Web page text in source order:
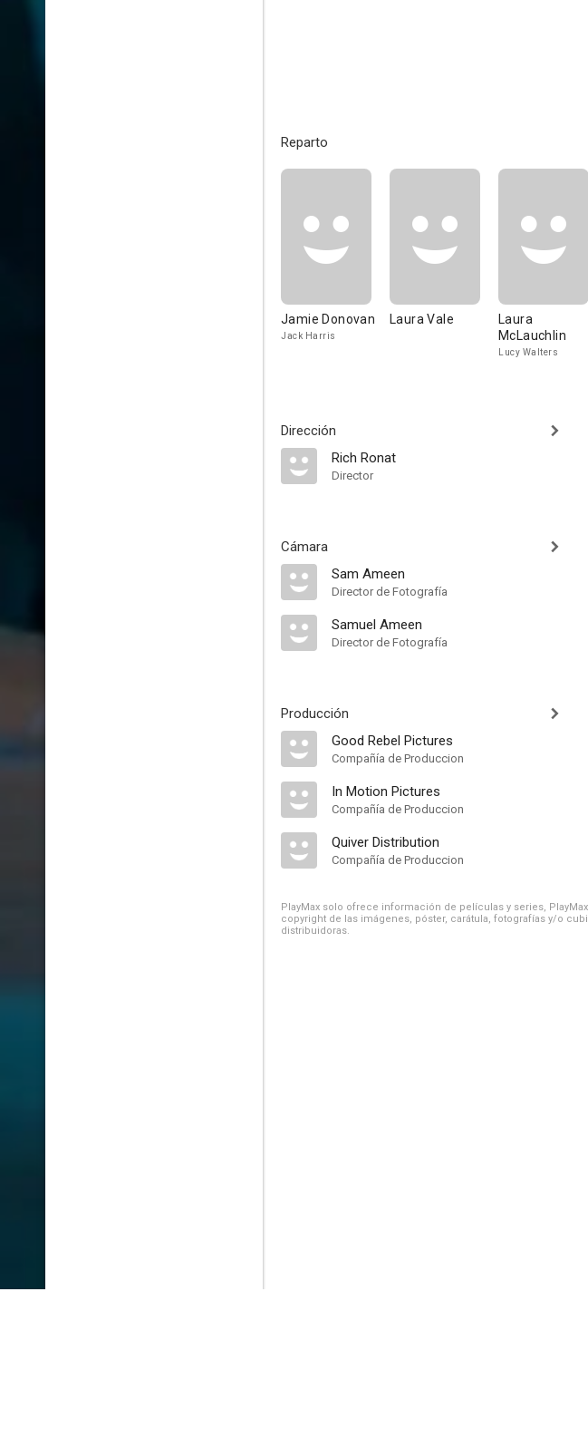
Reparto
Jamie Donovan
Jack Harris
Laura Vale
Laura
McLauchlin
Lucy Walters
Dirección
Rich Ronat
Director
Cámara
Sam Ameen
Director de Fotografía
Samuel Ameen
Director de Fotografía
Producción
Good Rebel Pictures
Compañía de Produccion
In Motion Pictures
Compañía de Produccion
Quiver Distribution
Compañía de Produccion
PlayMax solo ofrece información de películas y series,
copyright de las imágenes, póster, carátula, fotografías y/o
distribuidoras.